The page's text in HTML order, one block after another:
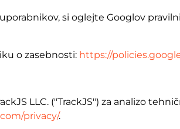
si oglejte Googlov
o zasebnosti: https://
LLC. ("TrackJS") za analizo
privacy/.